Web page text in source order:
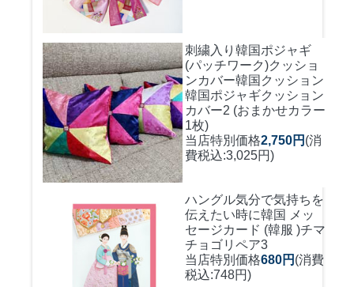
刺繍入り韓国ポジャギ
(パッチワーク)クッショ
ンカバー韓国クッション
韓国ポジャギクッション
カバー2 (おまかせカラー
1枚)
当店特別価格2,750円 (消
費税込:3,025円)
ハングル気分で気持ちを
伝えたい時に韓国 メッ
セージカード (韓服 )チマ
チョゴリペア3
当店特別価格680円 (消費
税込:748円)